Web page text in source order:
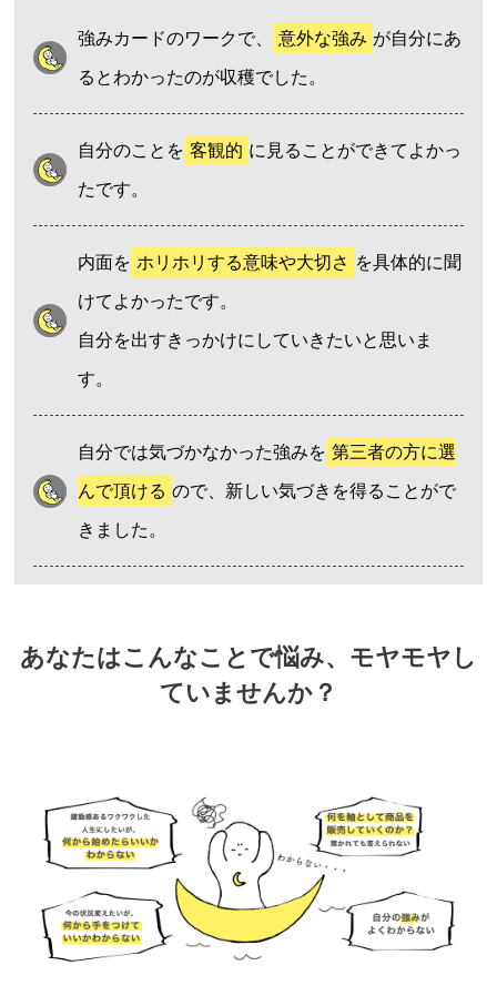
強みカードのワークで、 意外な強み が自分にあ
るとわかったのが収穫でした。
自分のことを 客観的 に見ることができてよかっ
たです。
内面を ホリホリする意味や大切さ を具体的に聞
けてよかったです。
自分を出すきっかけにしていきたいと思いま
す。
自分では気づかなかった強みを 第三者の方に選
んで頂ける ので、新しい気づきを得ることがで
きました。
あなたはこんなことで悩み、モヤモヤし
ていませんか？